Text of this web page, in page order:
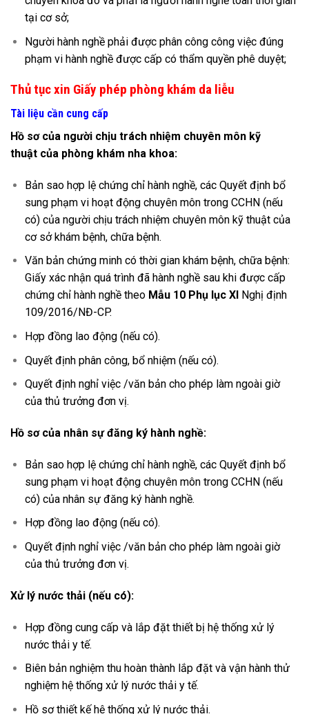
tại cơ sở;
Người hành nghề phải được phân công công việc đúng
phạm vi hành nghề được cấp có thẩm quyền phê duyệt;
Thủ tục xin Giấy phép phòng khám da liễu
Tài liệu cần cung cấp
Hồ sơ của người chịu trách nhiệm chuyên môn kỹ
thuật của phòng khám nha khoa:
Bản sao hợp lệ chứng chỉ hành nghề, các Quyết định bổ
sung phạm vi hoạt động chuyên môn trong CCHN (nếu
có) của người chịu trách nhiệm chuyên môn kỹ thuật của
cơ sở khám bệnh, chữa bệnh.
Văn bản chứng minh có thời gian khám bệnh, chữa bệnh:
Giấy xác nhận quá trình đã hành nghề sau khi được cấp
chứng chỉ hành nghề theo Mẫu 10 Phụ lục XI Nghị định
109/2016/NĐ-CP.
Hợp đồng lao động (nếu có).
Quyết định phân công, bổ nhiệm (nếu có).
Quyết định nghỉ việc /văn bản cho phép làm ngoài giờ
của thủ trưởng đơn vị.
Hồ sơ của nhân sự đăng ký hành nghề:
Bản sao hợp lệ chứng chỉ hành nghề, các Quyết định bổ
sung phạm vi hoạt động chuyên môn trong CCHN (nếu
có) của nhân sự đăng ký hành nghề.
Hợp đồng lao động (nếu có).
Quyết định nghỉ việc /văn bản cho phép làm ngoài giờ
của thủ trưởng đơn vị.
Xử lý nước thải (nếu có):
Hợp đồng cung cấp và lắp đặt thiết bị hệ thống xử lý
nước thải y tế.
Biên bản nghiệm thu hoàn thành lắp đặt và vận hành thử
nghiệm hệ thống xử lý nước thải y tế.
Hồ sơ thiết kế hệ thống xử lý nước thải.